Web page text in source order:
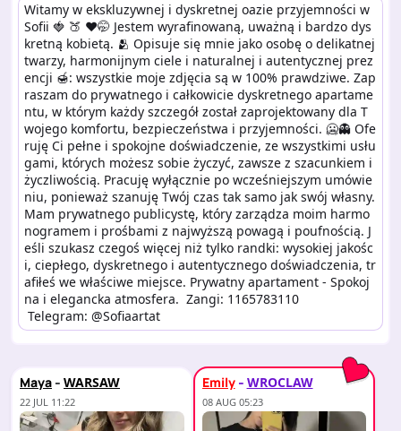
Witamy w ekskluzywnej i dyskretnej oazie przyjemności w
Sofii 🍓 🍑 ♥️🤭 Jestem wyrafinowaną, uważną i bardzo dys
kretną kobietą. 🫂 Opisuje się mnie jako osobę o delikatnej
twarzy, harmonijnym ciele i naturalnej i autentycznej prez
encji 🍯: wszystkie moje zdjęcia są w 100% prawdziwe. Zap
raszam do prywatnego i całkowicie dyskretnego apartame
ntu, w którym każdy szczegół został zaprojektowany dla T
wojego komfortu, bezpieczeństwa i przyjemności. 🥶👻 Ofe
ruję Ci pełne i spokojne doświadczenie, ze wszystkimi usłu
gami, których możesz sobie życzyć, zawsze z szacunkiem i
życzliwością. Pracuję wyłącznie po wcześniejszym umówie
niu, ponieważ szanuję Twój czas tak samo jak swój własny.
Mam prywatnego publicystę, który zarządza moim harmo
nogramem i prośbami z najwyższą powagą i poufnością. J
eśli szukasz czegoś więcej niż tylko randki: wysokiej jakośc
i, ciepłego, dyskretnego i autentycznego doświadczenia, tr
afiłeś we właściwe miejsce. Prywatny apartament - Spokoj
na i elegancka atmosfera.  Zangi: 1165783110
Telegram: @Sofiaartat
Maya - WARSAW
22 JUL 11:22
Emily- WROCLAW
08 AUG 05:23